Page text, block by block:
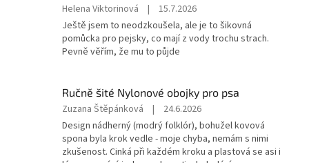
Hodnocení
produktu
je
5
hvězdiček.
Helena Viktorinová |
15.7.2026
Ještě jsem to neodzkoušela, ale je to šikovná
pomůcka pro pejsky, co mají z vody trochu strach.
Pevně věřím, že mu to půjde
Ručně šité Nylonové obojky pro psa
Hodnocení
produktu
je
4
Zuzana Štěpánková |
24.6.2026
Design nádherný (modrý folklór), bohužel kovová
spona byla krok vedle - moje chyba, nemám s nimi
zkušenost. Cinká při každém kroku a plastová se asi i